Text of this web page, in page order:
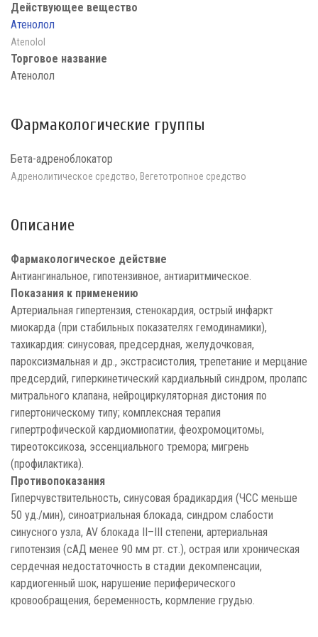
Действующее вещество
Атенолол
Atenolol
Торговое название
Атенолол
Фармакологические группы
Бета-адреноблокатор
Адренолитическое средство, Вегетотропное средство
Описание
Фармакологическое действие
Антиангинальное, гипотензивное, антиаритмическое.
Показания к применению
Артериальная гипертензия, стенокардия, острый инфаркт
миокарда (при стабильных показателях гемодинамики),
тахикардия: синусовая, предсердная, желудочковая,
пароксизмальная и др., экстрасистолия, трепетание и мерцание
предсердий, гиперкинетический кардиальный синдром, пролапс
митрального клапана, нейроциркуляторная дистония по
гипертоническому типу; комплексная терапия
гипертрофической кардиомиопатии, феохромоцитомы,
тиреотоксикоза, эссенциального тремора; мигрень
(профилактика).
Противопоказания
Гиперчувствительность, синусовая брадикардия (ЧСС меньше
50 уд./мин), синоатриальная блокада, синдром слабости
синусного узла, AV блокада II–III степени, артериальная
гипотензия (сАД менее 90 мм рт. ст.), острая или хроническая
сердечная недостаточность в стадии декомпенсации,
кардиогенный шок, нарушение периферического
кровообращения, беременность, кормление грудью.